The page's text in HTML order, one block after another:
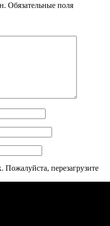
Обязательные поля
перезагрузите